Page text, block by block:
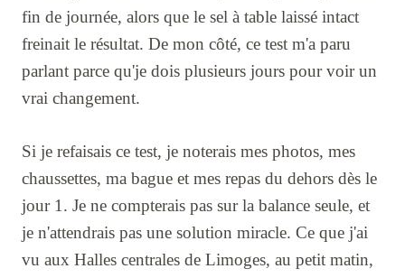
fin de journée, alors que le sel à table laissé intact
freinait le résultat. De mon côté, ce test m'a paru
parlant parce qu'je dois plusieurs jours pour voir un
vrai changement.
Si je refaisais ce test, je noterais mes photos, mes
chaussettes, ma bague et mes repas du dehors dès le
jour 1. Je ne compterais pas sur la balance seule, et
je n'attendrais pas une solution miracle. Ce que j'ai
vu aux Halles centrales de Limoges, au petit matin,